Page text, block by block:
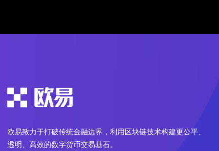
欧易致力于打破传统金融边界，利用区块链技术构建更公平、
透明、高效的数字货币交易基石。